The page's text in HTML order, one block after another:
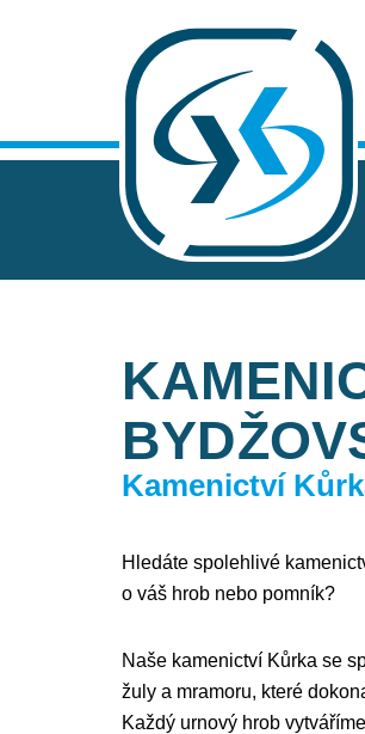
Kamenictví
Hledáte spolehlivé
o váš hrob nebo pomník?
Naše kamenictví Kůrka se
žuly a mramoru, které
Každý urnový hrob